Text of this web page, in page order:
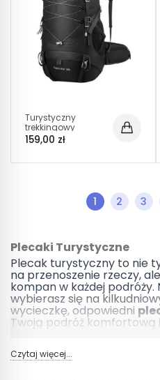
Turystyczny
trekkingowy
plecak górski 50L
Traper 4 CZARNY
159,00 zł
1 2 3
Plecaki Turystyczne
Plecak turystyczny to nie
na przenoszenie rzeczy,
kompan w każdej podróży.
wybierasz się na
wycieczkę, odpowiedni
Twoją podróż komfortową
Plecak turystyczny to
Czytaj więcej...